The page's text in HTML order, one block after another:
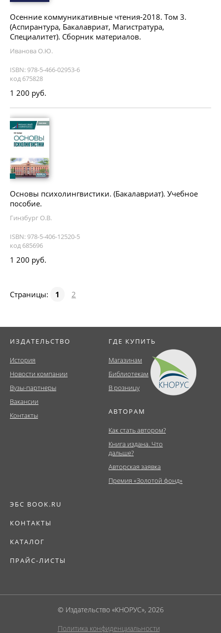
Осенние коммуникативные чтения-2018. Том 3.
(Аспирантура, Бакалавриат, Магистратура,
Специалитет). Сборник материалов.
Иванова О.Ю.
ISBN: 978-5-466-02953-6
код 675828
1 200 руб.
Основы психолингвистики. (Бакалавриат). Учебное
пособие.
Гинзбург О.В.
ISBN: 978-5-406-12520-5
код 685696
1 200 руб.
Страницы: 1 2
ИЗДАТЕЛЬСТВО
История
Новости компании
Вузы-партнеры
Вакансии
Контакты
ГДЕ КУПИТЬ
Магазинам
Библиотекам
В розницу
АВТОРАМ
Как стать автором?
Книга издана. Что
дальше?
Авторская заявка
Премия «Золотой фонд»
ЭБС BOOK.RU
КОНТАКТЫ
КАТАЛОГ
ПРАЙС-ЛИСТЫ
© Издательство «КНОРУС», 2026
Политика конфиденциальности